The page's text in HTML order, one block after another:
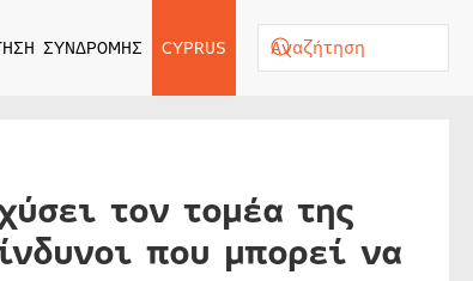
ΣΥΝΔΡΟΜΗΣ CYPRUS
τον τομέα της
που μπορεί να